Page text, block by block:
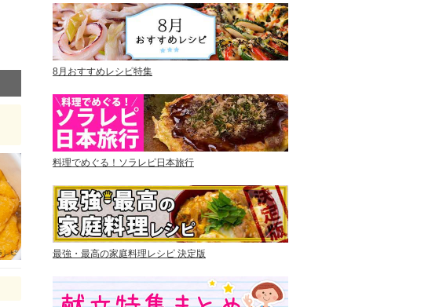
8月おすすめレシピ特集
料理でめぐる！ソラレピ日本旅行
最強・最高の家庭料理レシピ 決定版